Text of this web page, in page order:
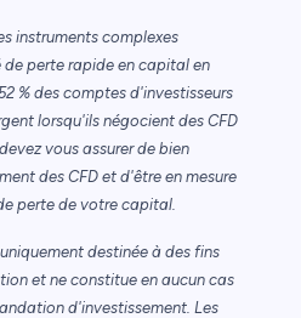
instruments complexes
de perte rapide en capital en
% des comptes d'investisseurs
lorsqu'ils négocient des CFD
vous assurer de bien
des CFD et d'être en mesure
perte de votre capital.
destinée à des fins
et ne constitue en aucun cas
d'investissement. Les